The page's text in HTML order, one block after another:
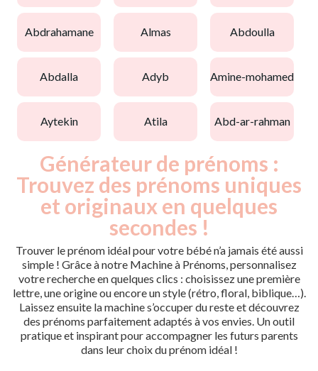
abdrahamane almas abdoulla
abdalla adyb amine-mohamed
aytekin atila abd-ar-rahman
Générateur de prénoms :
Trouvez des prénoms uniques
et originaux en quelques
secondes !
Trouver le prénom idéal pour votre bébé n’a jamais été aussi
simple ! Grâce à notre Machine à Prénoms, personnalisez
votre recherche en quelques clics : choisissez une première
lettre, une origine ou encore un style (rétro, floral, biblique…).
Laissez ensuite la machine s’occuper du reste et découvrez
des prénoms parfaitement adaptés à vos envies. Un outil
pratique et inspirant pour accompagner les futurs parents
dans leur choix du prénom idéal !